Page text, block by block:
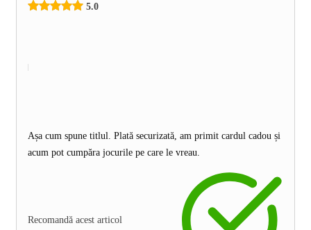
5.0
Așa cum spune titlul. Plată securizată, am primit cardul cadou și
acum pot cumpăra jocurile pe care le vreau.
Recomandă acest articol